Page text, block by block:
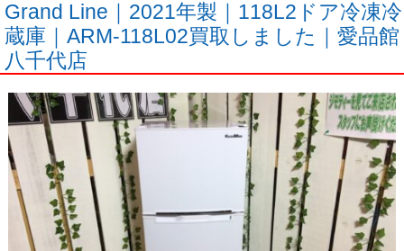
Grand Line｜2021年製｜118L2ドア冷凍冷
蔵庫｜ARM-118L02買取しました｜愛品館
八千代店